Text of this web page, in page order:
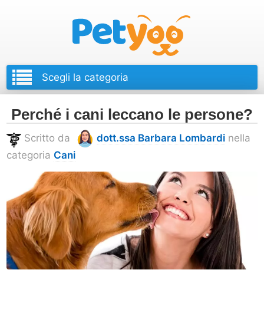
Perché i cani leccano le persone?
Scritto da dott.ssa Barbara Lombardi nella
categoria Cani